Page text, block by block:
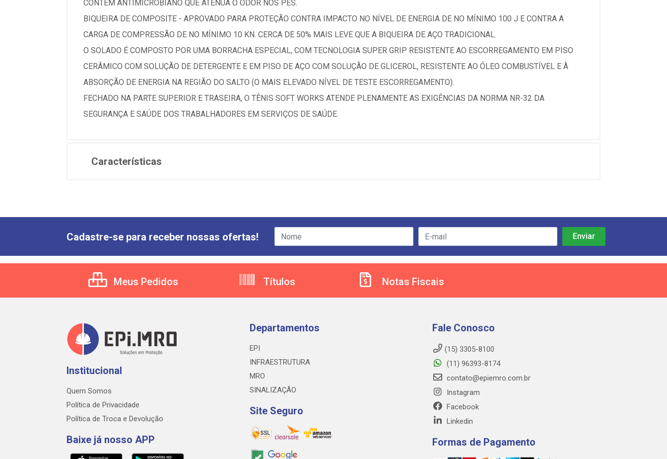
CONTÉM ANTIMICROBIANO QUE ATENUA O ODOR NOS PÉS.
BIQUEIRA DE COMPOSITE - APROVADO PARA PROTEÇÃO CONTRA IMPACTO NO NÍVEL DE ENERGIA DE NO MÍNIMO 100 J E CONTRA A
CARGA DE COMPRESSÃO DE NO MÍNIMO 10 KN. CERCA DE 50% MAIS LEVE QUE A BIQUEIRA DE AÇO TRADICIONAL.
O SOLADO É COMPOSTO POR UMA BORRACHA ESPECIAL, COM TECNOLOGIA SUPER GRIP RESISTENTE AO ESCORREGAMENTO EM PISO
CERÂMICO COM SOLUÇÃO DE DETERGENTE E EM PISO DE AÇO COM SOLUÇÃO DE GLICEROL, RESISTENTE AO ÓLEO COMBUSTÍVEL E À
ABSORÇÃO DE ENERGIA NA REGIÃO DO SALTO (O MAIS ELEVADO NÍVEL DE TESTE ESCORREGAMENTO).
FECHADO NA PARTE SUPERIOR E TRASEIRA, O TÊNIS SOFT WORKS ATENDE PLENAMENTE AS EXIGÊNCIAS DA NORMA NR-32 DA
SEGURANÇA E SAÚDE DOS TRABALHADORES EM SERVIÇOS DE SAÚDE.
Características
Cadastre-se para receber nossas ofertas!
Meus Pedidos Títulos Notas Fiscais
Institucional
Quem Somos
Política de Privacidade
Política de Troca e Devolução
Baixe já nosso APP
Departamentos
EPI
INFRAESTRUTURA
MRO
SINALIZAÇÃO
Site Seguro
Fale Conosco
(15) 3305-8100
(11) 96393-8174
contato@epiemro.com.br
Instagram
Facebook
Linkedin
Formas de Pagamento